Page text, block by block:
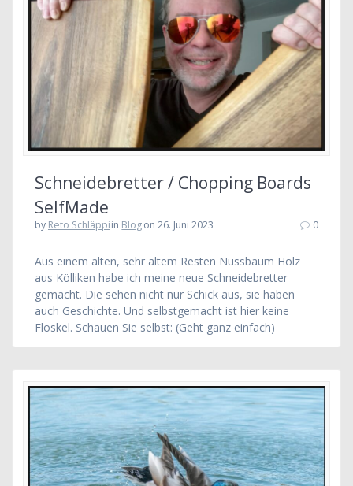
Schneidebretter / Chopping Boards
SelfMade
by Reto Schläppiin Blogon 26. Juni 2023 0
Aus einem alten, sehr altem Resten Nussbaum Holz
aus Kölliken habe ich meine neue Schneidebretter
gemacht. Die sehen nicht nur Schick aus, sie haben
auch Geschichte. Und selbstgemacht ist hier keine
Floskel. Schauen Sie selbst: (Geht ganz einfach)